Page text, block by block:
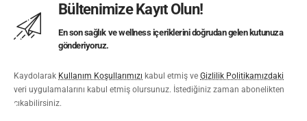
Bültenimize Kayıt Olun!
En son sağlık ve wellness içeriklerini doğrudan gelen kutunuza
gönderiyoruz.
Kaydolarak Kullanım Koşullarımızı kabul etmiş ve Gizlilik Politikamızdaki
veri uygulamalarını kabul etmiş olursunuz. İstediğiniz zaman abonelikten
çıkabilirsiniz.